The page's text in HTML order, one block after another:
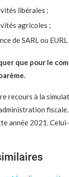
libérales ;
agricoles ;
de SARL ou
que pour le
recours à la
année 2021.